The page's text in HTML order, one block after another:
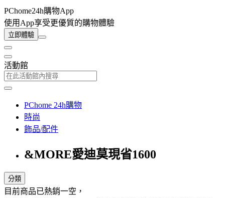
PChome24h購物App
使用App享受更優質的購物體驗
立即體驗
活動館
PChome 24h購物
時尚
飾品/配件
&MORE愛迪莫現省1600
分類
目前商品已熱銷一空，